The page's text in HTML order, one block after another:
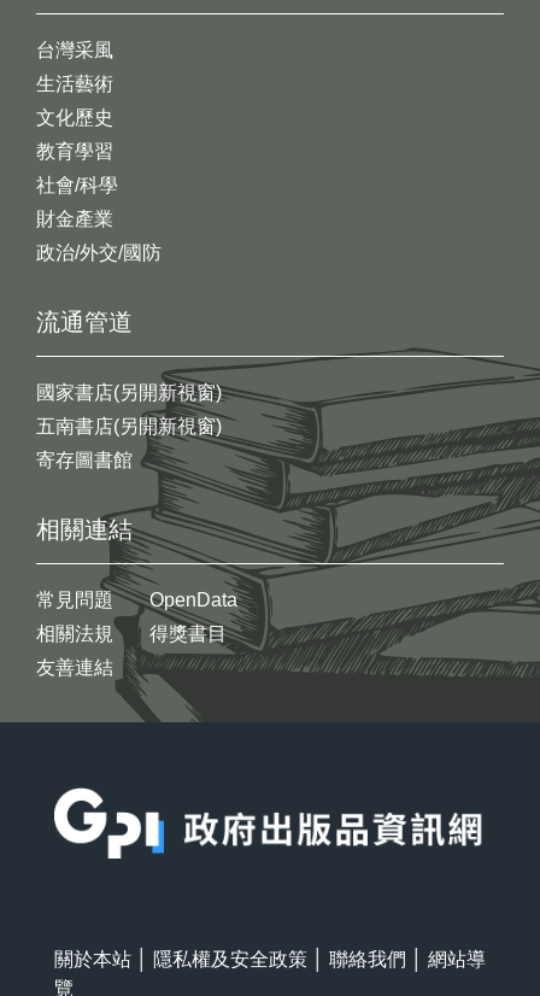
台灣采風
生活藝術
文化歷史
教育學習
社會/科學
財金產業
政治/外交/國防
流通管道
國家書店(另開新視窗)
五南書店(另開新視窗)
寄存圖書館
相關連結
常見問題
相關法規
友善連結
OpenData
得獎書目
關於本站 隱私權及安全政策 聯絡我們
網站導
覽